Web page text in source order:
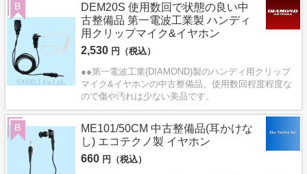
DEM20S 使用数回で状態の良い中
古整備品 第一電波工業製 ハンディ
用クリップマイク&イヤホン
2,530 円（税込）
●●第一電波工業(DIAMOND)製のハンディ用クリップ
マイク&イヤホンの中古整備品。使用数回程度程度な
ので傷や汚れは少ない美品です。
B
ME101/50CM 中古整備品(耳かけな
し) エコテクノ製 イヤホン
660 円（税込）
B